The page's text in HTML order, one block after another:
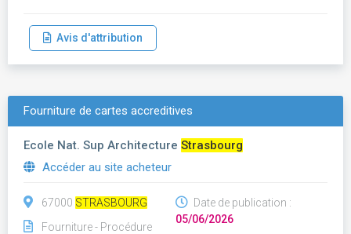
Avis d'attribution
Fourniture de cartes accreditives
Ecole Nat. Sup Architecture Strasbourg
Accéder au site acheteur
67000 STRASBOURG
Fourniture - Procédure
Date de publication :
05/06/2026